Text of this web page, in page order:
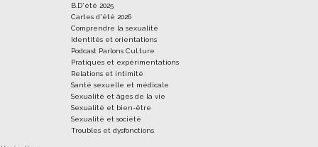
B.D'été 2025
Cartes d'été 2026
Comprendre la sexualité
Identités et orientations
Podcast Parlons Cul.ture
Pratiques et expérimentations
Relations et intimité
Santé sexuelle et médicale
Sexualité et âges de la vie
Sexualité et bien-être
Sexualité et société
Troubles et dysfonctions